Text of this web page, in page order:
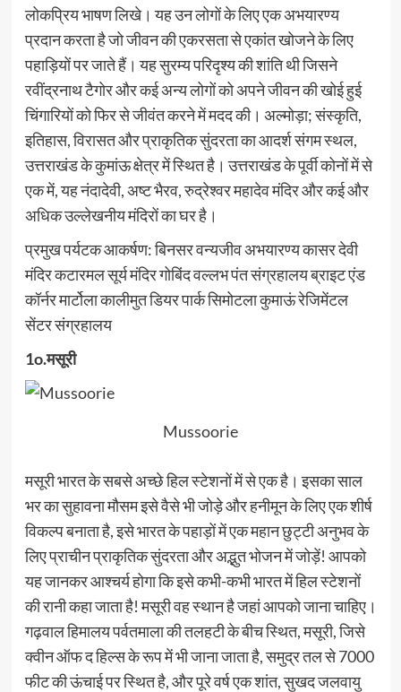
लोकप्रिय भाषण लिखे। यह उन लोगों के लिए एक अभयारण्य
प्रदान करता है जो जीवन की एकरसता से एकांत खोजने के लिए
पहाड़ियों पर जाते हैं। यह सुरम्य परिदृश्य की शांति थी जिसने
रवींद्रनाथ टैगोर और कई अन्य लोगों को अपने जीवन की खोई हुई
चिंगारियों को फिर से जीवंत करने में मदद की। अल्मोड़ा; संस्कृति,
इतिहास, विरासत और प्राकृतिक सुंदरता का आदर्श संगम स्थल,
उत्तराखंड के कुमांऊ क्षेत्र में स्थित है। उत्तराखंड के पूर्वी कोनों में से
एक में, यह नंदादेवी, अष्ट भैरव, रुद्रेश्वर महादेव मंदिर और कई और
अधिक उल्लेखनीय मंदिरों का घर है।
प्रमुख पर्यटक आकर्षण: बिनसर वन्यजीव अभयारण्य कासर देवी
मंदिर कटारमल सूर्य मंदिर गोबिंद वल्लभ पंत संग्रहालय ब्राइट एंड
कॉर्नर मार्टोला कालीमुत डियर पार्क सिमोटला कुमाऊं रेजिमेंटल
सेंटर संग्रहालय
1o.मसूरी
Mussoorie
मसूरी भारत के सबसे अच्छे हिल स्टेशनों में से एक है। इसका साल
भर का सुहावना मौसम इसे वैसे भी जोड़े और हनीमून के लिए एक शीर्ष
विकल्प बनाता है, इसे भारत के पहाड़ों में एक महान छुट्टी अनुभव के
लिए प्राचीन प्राकृतिक सुंदरता और अद्भुत भोजन में जोड़ें! आपको
यह जानकर आश्चर्य होगा कि इसे कभी-कभी भारत में हिल स्टेशनों
की रानी कहा जाता है! मसूरी वह स्थान है जहां आपको जाना चाहिए।
गढ़वाल हिमालय पर्वतमाला की तलहटी के बीच स्थित, मसूरी, जिसे
क्वीन ऑफ द हिल्स के रूप में भी जाना जाता है, समुद्र तल से 7000
फीट की ऊंचाई पर स्थित है, और पूरे वर्ष एक शांत, सुखद जलवायु